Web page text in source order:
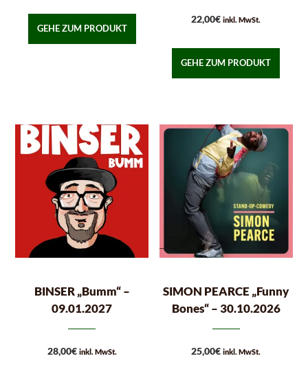
GEHE ZUM PRODUKT
22,00€ inkl. MwSt.
GEHE ZUM PRODUKT
BINSER „Bumm“ –
09.01.2027
28,00€ inkl. MwSt.
SIMON PEARCE „Funny
Bones“ – 30.10.2026
25,00€ inkl. MwSt.